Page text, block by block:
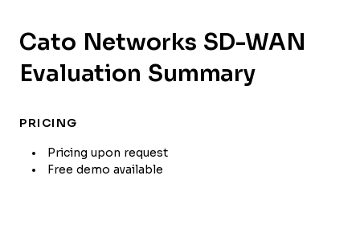
Cato Networks SD-WAN
Evaluation Summary
PRICING
Pricing upon request
Free demo available